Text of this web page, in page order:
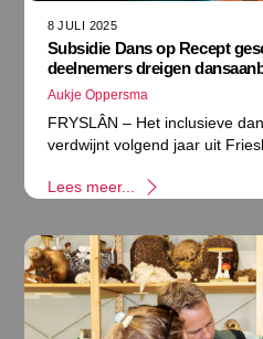
8 JULI 2025
Subsidie Dans op Recept
deelnemers dreigen
Aukje Oppersma
FRYSLÂN – Het inclusieve
verdwijnt volgend jaar uit
Lees meer...